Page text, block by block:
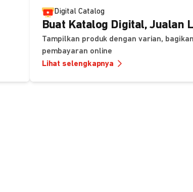
Digital Catalog
Buat Katalog Digital, Jualan
Tampilkan produk dengan varian,
pembayaran online
Lihat selengkapnya